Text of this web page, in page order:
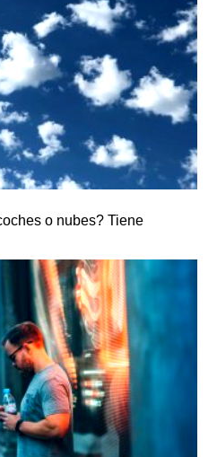
o nubes? Tiene